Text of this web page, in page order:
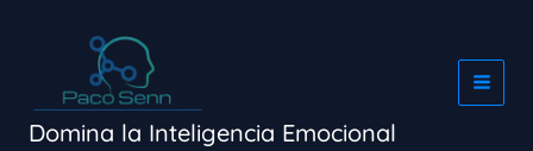
Domina la Inteligencia Emocional